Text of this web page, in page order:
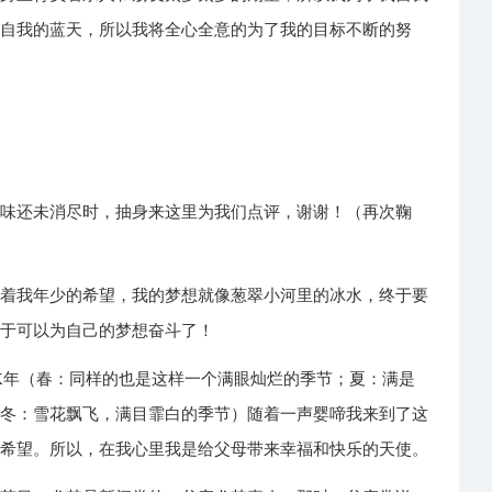
我的蓝天，所以我将全心全意的为了我的目标不断的努
还未消尽时，抽身来这里为我们点评，谢谢！（再次鞠
我年少的希望，我的梦想就像葱翠小河里的冰水，终于要
可以为自己的梦想奋斗了！
（春：同样的也是这样一个满眼灿烂的季节；夏：满是
：雪花飘飞，满目霏白的季节）随着一声婴啼我来到了这
望。所以，在我心里我是给父母带来幸福和快乐的天使。